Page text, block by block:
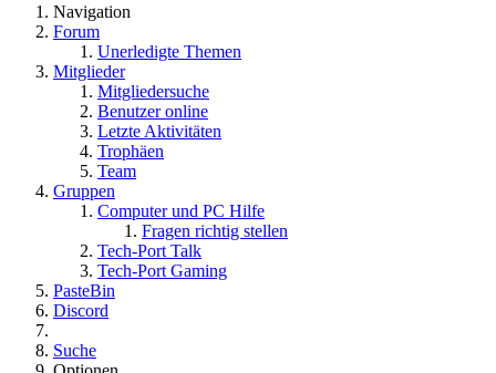
Navigation
Forum
Unerledigte Themen
Mitglieder
Mitgliedersuche
Benutzer online
Letzte Aktivitäten
Trophäen
Team
Gruppen
Computer und PC Hilfe
Fragen richtig stellen
Tech-Port Talk
Tech-Port Gaming
PasteBin
Discord
Suche